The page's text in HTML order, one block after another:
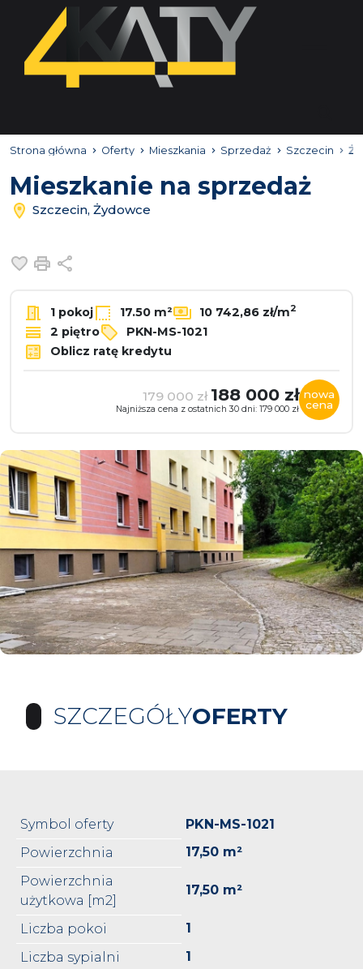
Strona główna Oferty Mieszkania Sprzedaż Szczecin
Mieszkanie na sprzedaż
Szczecin, Żydowce
Dodaj do ulubionych
Drukuj
1 pokoj 17.50 m² 10 742,86 zł/m2
2 piętro
PKN-MS-1021
Oblicz ratę kredytu
179 000 zł 188 000 zł
Najniższa cena z ostatnich 30 dni: 179 000 zł
nowa
cena
SZCZEGÓŁYOFERTY
Symbol oferty
PKN-MS-1021
Powierzchnia
17,50 m²
Powierzchnia
użytkowa [m2]
17,50 m²
Liczba pokoi
1
Liczba sypialni
1